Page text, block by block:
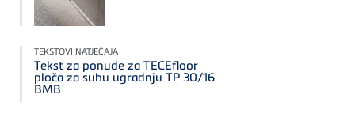
TEKSTOVI NATJEČAJA
Tekst za ponude za TECEfloor
ploča za suhu ugradnju TP 30/16
BMB